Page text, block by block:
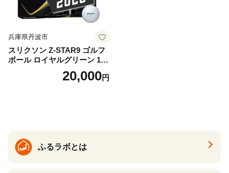
兵庫県丹波市
スリクソン Z-STAR9 ゴルフ
ボール ロイヤルグリーン 1ダ
ース 12球 兵庫県丹波市 ふる
20,000円
ふるラボとは